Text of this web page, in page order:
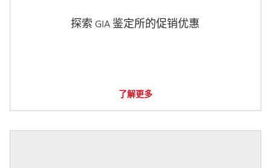
探索 GIA 鉴定所的促销优惠
了解更多